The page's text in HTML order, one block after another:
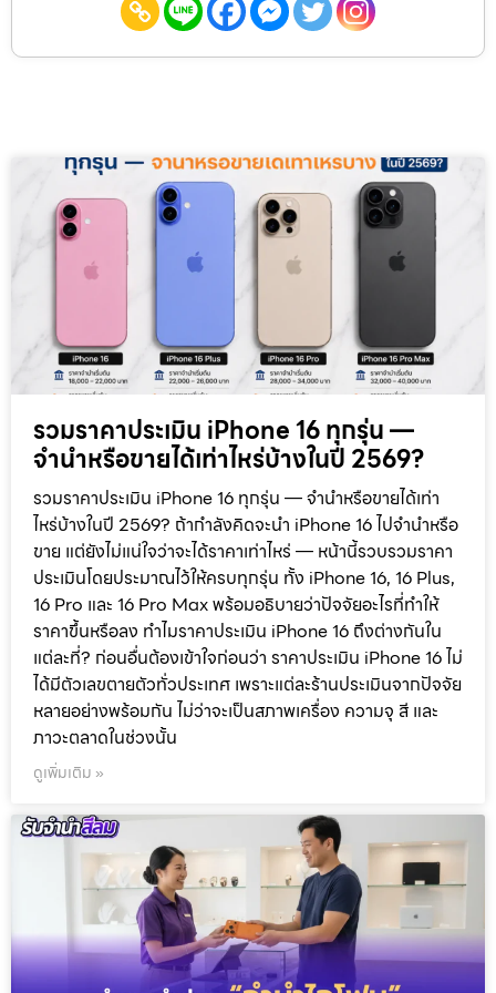
รวมราคาประเมิน iPhone 16 ทุกรุ่น —
จำนำหรือขายได้เท่าไหร่บ้างในปี 2569?
รวมราคาประเมิน iPhone 16 ทุกรุ่น — จำนำหรือขายได้เท่า
ไหร่บ้างในปี 2569? ถ้ากำลังคิดจะนำ iPhone 16 ไปจำนำหรือ
ขาย แต่ยังไม่แน่ใจว่าจะได้ราคาเท่าไหร่ — หน้านี้รวบรวมราคา
ประเมินโดยประมาณไว้ให้ครบทุกรุ่น ทั้ง iPhone 16, 16 Plus,
16 Pro และ 16 Pro Max พร้อมอธิบายว่าปัจจัยอะไรที่ทำให้
ราคาขึ้นหรือลง ทำไมราคาประเมิน iPhone 16 ถึงต่างกันใน
แต่ละที่? ก่อนอื่นต้องเข้าใจก่อนว่า ราคาประเมิน iPhone 16 ไม่
ได้มีตัวเลขตายตัวทั่วประเทศ เพราะแต่ละร้านประเมินจากปัจจัย
หลายอย่างพร้อมกัน ไม่ว่าจะเป็นสภาพเครื่อง ความจุ สี และ
ภาวะตลาดในช่วงนั้น
ดูเพิ่มเติม »